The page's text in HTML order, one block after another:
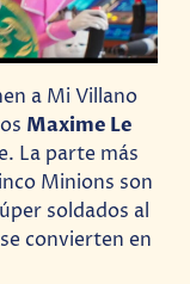
a Mi Villano
Maxime Le
La parte más
Minions son
soldados al
convierten en